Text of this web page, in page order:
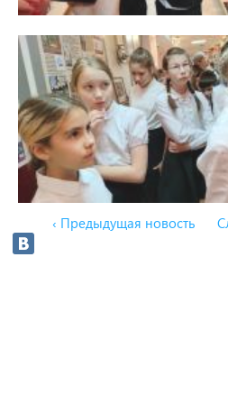
‹ Предыдущая новость